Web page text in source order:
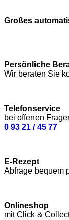
Großes
Persönliche
Wir beraten Sie
Telefonservice
bei offenen
0 93 21 / 45 77
E-Rezept
Abfrage bequem
Onlineshop
mit Click &